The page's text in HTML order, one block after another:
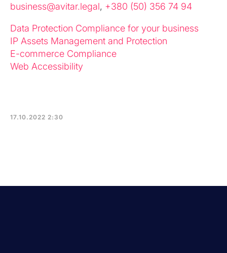
business@avitar.legal, +380 (50) 356 74 94
Data Protection Compliance for your business
IP Assets Management and Protection
E-commerce Compliance
Web Accessibility
17.10.2022 2:30